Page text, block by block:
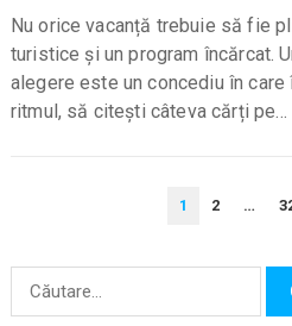
Nu orice vacanță trebuie să fie
turistice și un program încărcat.
alegere este un concediu în
ritmul, să citești câteva cărți pe…
1 2 …
Caută